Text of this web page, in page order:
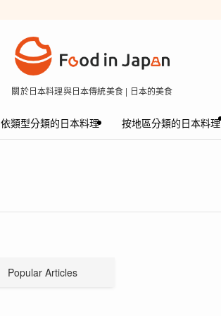
關於日本料理與日本傳統美食 | 日本的美食
依類型分類的日本料理 按地區分類的日本料理
Popular Articles